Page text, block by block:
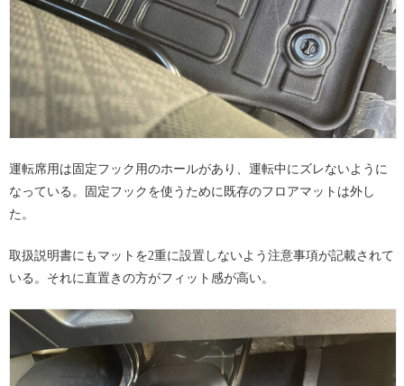
運転席用は固定フック用のホールがあり、運転中にズレないように
なっている。固定フックを使うために既存のフロアマットは外し
た。
取扱説明書にもマットを2重に設置しないよう注意事項が記載されて
いる。それに直置きの方がフィット感が高い。